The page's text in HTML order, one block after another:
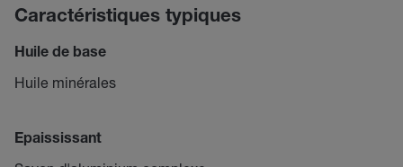
Caractéristiques typiques
Huile de base
Huile minérales
Epaississant